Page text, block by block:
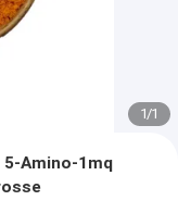
1/1
Amino-1mq